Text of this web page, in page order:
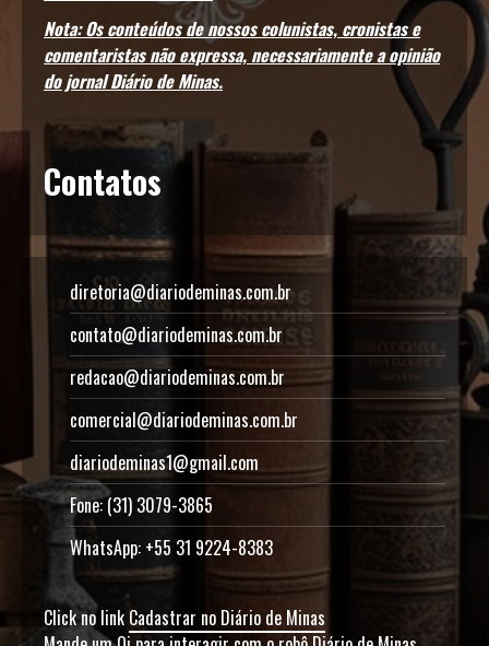
Nota: Os conteúdos de nossos colunistas, cronistas e
comentaristas não expressa, necessariamente a opinião
do jornal Diário de Minas.
Contatos
diretoria@diariodeminas.com.br
contato@diariodeminas.com.br
redacao@diariodeminas.com.br
comercial@diariodeminas.com.br
diariodeminas1@gmail.com
Fone: (31) 3079-3865
WhatsApp: +55 31 9224-8383
Click no link Cadastrar no Diário de Minas